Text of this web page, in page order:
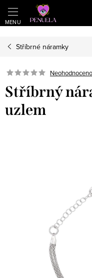
https://cz.pinterest.com/
Přejít na obsah
Stříbrné náramky
Neohodnoceno
Stříbrný
uzlem